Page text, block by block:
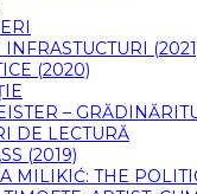
(2020)
–
DE LECTURĂ
(2019)
MILIKIĆ: THE